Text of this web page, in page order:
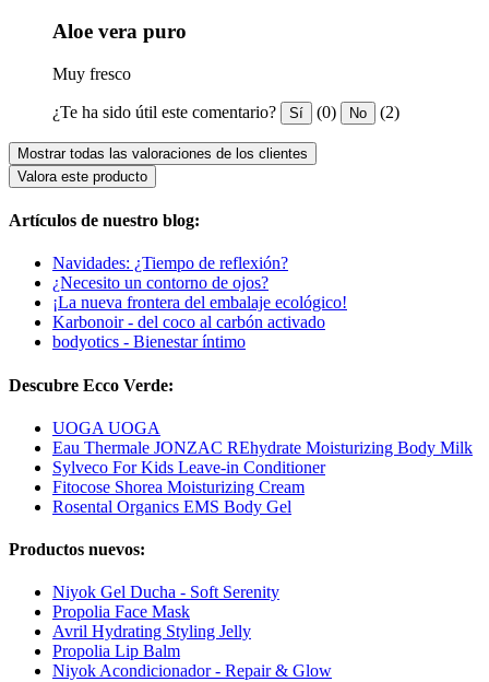
Aloe vera puro
Muy fresco
¿Te ha sido útil este comentario? Sí (0) No (2)
Mostrar todas las valoraciones de los clientes
Valora este producto
Artículos de nuestro blog:
Navidades: ¿Tiempo de reflexión?
¿Necesito un contorno de ojos?
¡La nueva frontera del embalaje ecológico!
Karbonoir - del coco al carbón activado
bodyotics - Bienestar íntimo
Descubre Ecco Verde:
UOGA UOGA
Eau Thermale JONZAC REhydrate Moisturizing Body Milk
Sylveco For Kids Leave-in Conditioner
Fitocose Shorea Moisturizing Cream
Rosental Organics EMS Body Gel
Productos nuevos:
Niyok Gel Ducha - Soft Serenity
Propolia Face Mask
Avril Hydrating Styling Jelly
Propolia Lip Balm
Niyok Acondicionador - Repair & Glow